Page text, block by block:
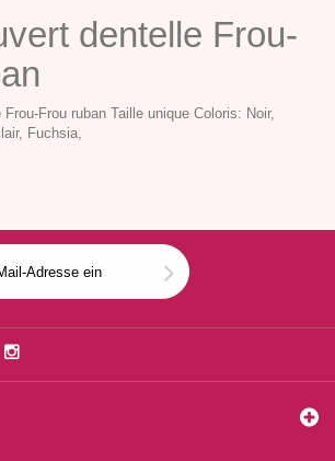
dentelle Frou-
Frou ruban Taille unique Coloris: Noir,
Fuchsia,